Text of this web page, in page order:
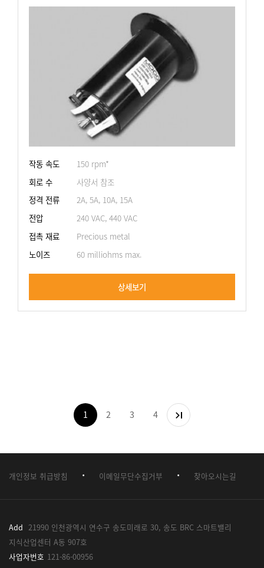
작동 속도
150 rpm*
회로 수
사양서 참조
정격 전류
2A, 5A, 10A, 15A
전압
240 VAC, 440 VAC
접촉 재료
Precious metal
노이즈
60 milliohms max.
상세보기
1 2 3 4
개인정보 취급방침 · 이메일무단수집거부 · 찾아오시는길
Add 21990 인천광역시 연수구 송도미래로 30, 송도 BRC 스마트밸리
지식산업센터 A동 907호
사업자번호 121-86-00956